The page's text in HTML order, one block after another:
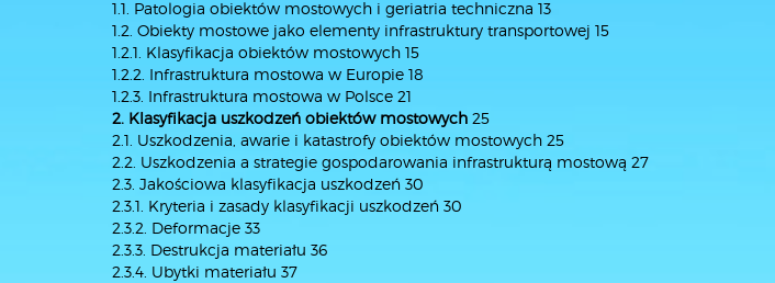
1.1. Patologia obiektów mostowych i geriatria techniczna 13
1.2. Obiekty mostowe jako elementy infrastruktury transportowej 15
1.2.1. Klasyfikacja obiektów mostowych 15
1.2.2. Infrastruktura mostowa w Europie 18
1.2.3. Infrastruktura mostowa w Polsce 21
2. Klasyfikacja uszkodzeń obiektów mostowych 25
2.1. Uszkodzenia, awarie i katastrofy obiektów mostowych 25
2.2. Uszkodzenia a strategie gospodarowania infrastrukturą mostową 27
2.3. Jakościowa klasyfikacja uszkodzeń 30
2.3.1. Kryteria i zasady klasyfikacji uszkodzeń 30
2.3.2. Deformacje 33
2.3.3. Destrukcja materiału 36
2.3.4. Ubytki materiału 37